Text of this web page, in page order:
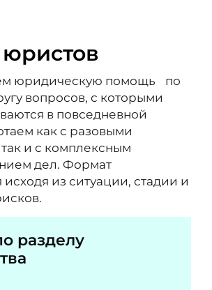
юридическую помощь по
вопросов, с которыми
в повседневной
как с разовыми
и с комплексным
дел. Формат
из ситуации, стадии и
разделу